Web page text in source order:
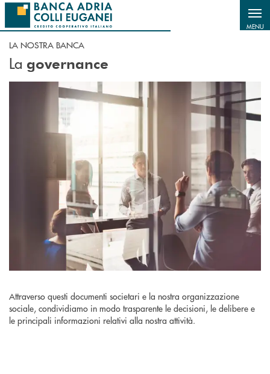
Salta al contenuto principale
MENU
LA NOSTRA BANCA
La governance
Attraverso questi documenti societari e la nostra organizzazione
sociale, condividiamo in modo trasparente le decisioni, le delibere e
le principali informazioni relativi alla nostra attività.